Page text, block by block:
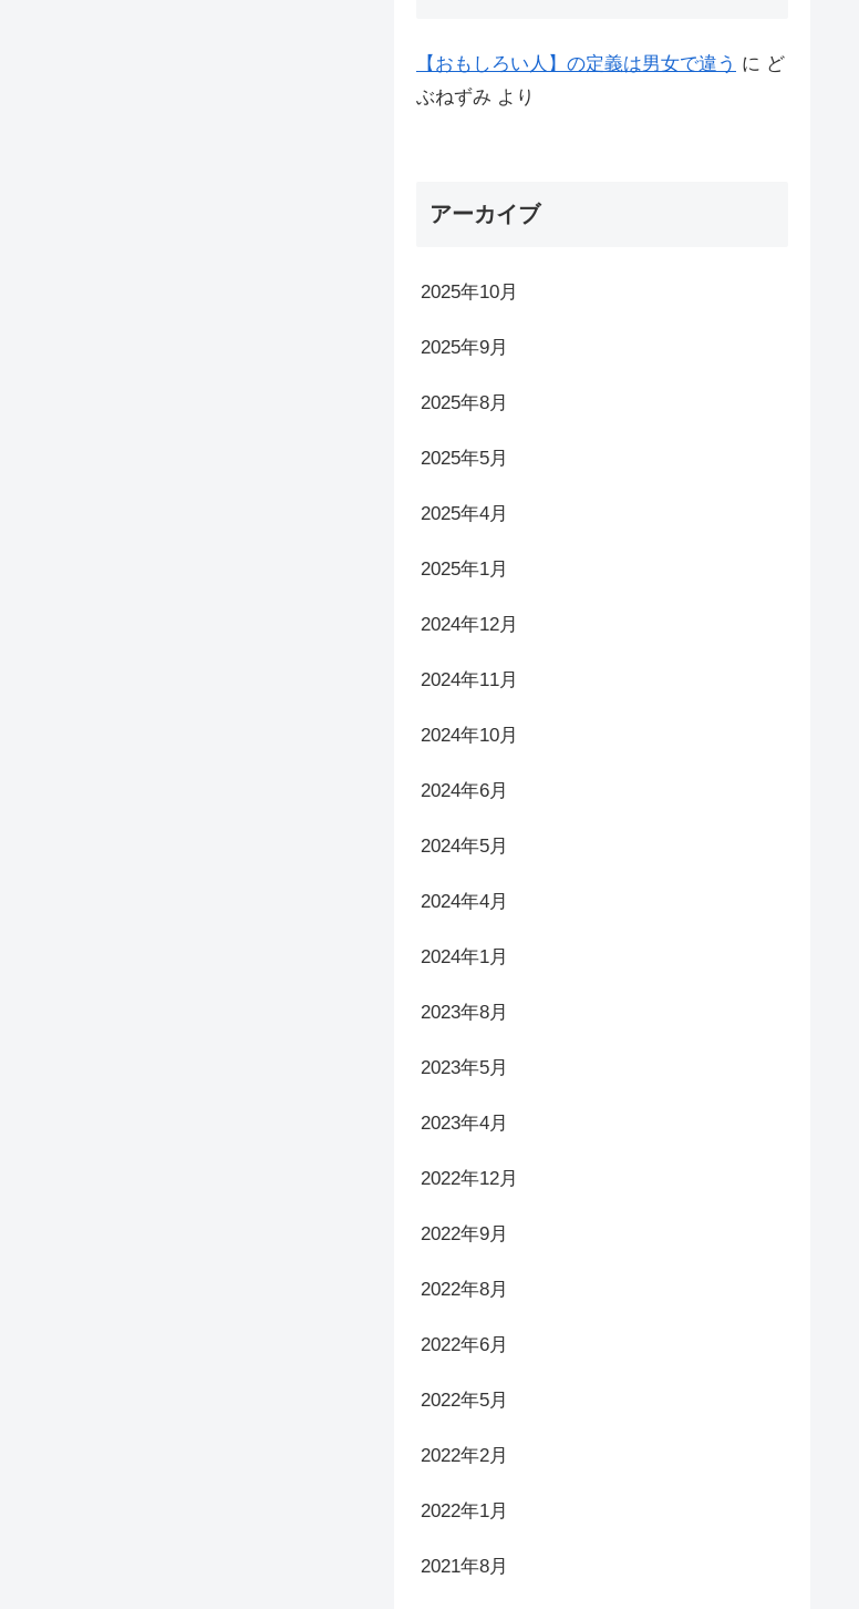
【おもしろい人】の定義は男女で違う に ど
ぶねずみ より
アーカイブ
2025年10月
2025年9月
2025年8月
2025年5月
2025年4月
2025年1月
2024年12月
2024年11月
2024年10月
2024年6月
2024年5月
2024年4月
2024年1月
2023年8月
2023年5月
2023年4月
2022年12月
2022年9月
2022年8月
2022年6月
2022年5月
2022年2月
2022年1月
2021年8月